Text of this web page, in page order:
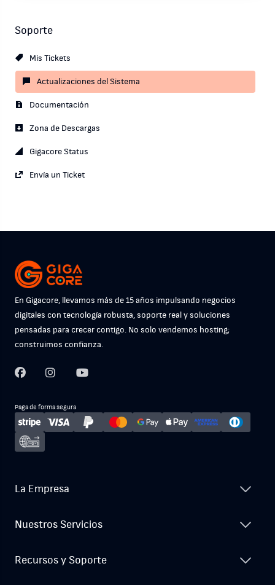
Soporte
Mis Tickets
Actualizaciones del Sistema
Documentación
Zona de Descargas
Gigacore Status
Envía un Ticket
En Gigacore, llevamos más de 15 años impulsando negocios
digitales con tecnología robusta, soporte real y soluciones
pensadas para crecer contigo. No solo vendemos hosting;
construimos confianza.
Paga de forma segura
La Empresa
Nuestros Servicios
Recursos y Soporte